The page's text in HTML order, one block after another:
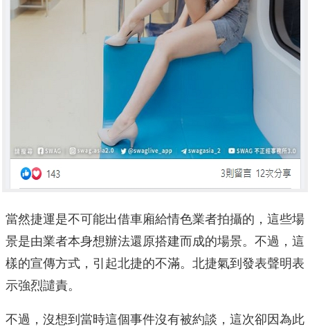
當然捷運是不可能出借車廂給情色業者拍攝的，這些場
景是由業者本身想辦法還原搭建而成的場景。不過，這
樣的宣傳方式，引起北捷的不滿。北捷氣到發表聲明表
示強烈譴責。
不過，沒想到當時這個事件沒有被約談，這次卻因為此